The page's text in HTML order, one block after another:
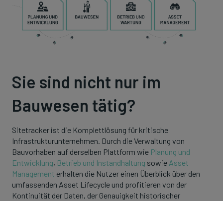
Sie sind nicht nur im
Bauwesen tätig?
Sitetracker ist die Komplettlösung für kritische
Infrastrukturunternehmen. Durch die Verwaltung von
Bauvorhaben auf derselben Plattform wie Planung und
Entwicklung, Betrieb und Instandhaltung sowie Asset
Management erhalten die Nutzer einen Überblick über den
umfassenden Asset Lifecycle und profitieren von der
Kontinuität der Daten, der Genauigkeit historischer